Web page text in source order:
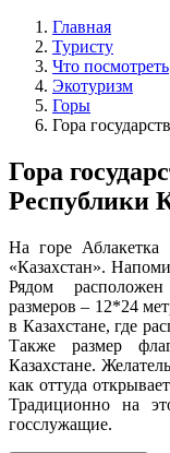
Главная
Туристу
Что посмотреть
Экотуризм
Горы
Гора
Гора
Республики
На горе
«Казахстан».
Рядом
размеров – 12*24
в Казахстане, где
Также размер
Казахстане.
как оттуда
Традиционно на
госслужащие.